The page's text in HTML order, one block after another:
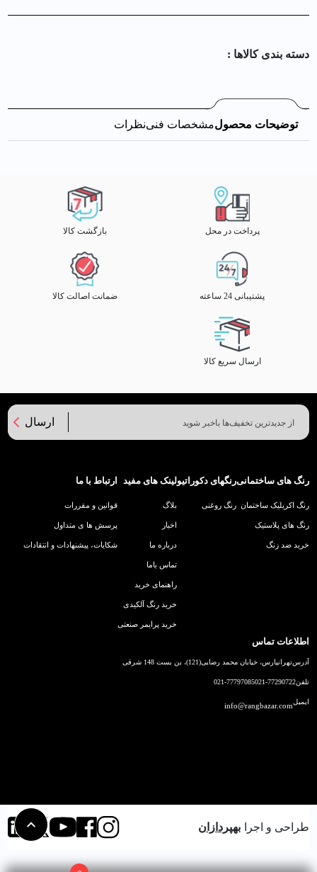
دسته بندی کالا‌ها :
توضیحات محصولمشخصات فنینظرات
پرداخت در محل بازگشت کالا
پشتیبانی 24 ساعته ضمانت اصالت کالا
ارسال سریع کالا
ارسال
رنگ های ساختمانی
رنگ اکریلیک ساختمان
رنگ های پلاستیک
خرید ضد زنگ
رنگهای دکوراتیو
رنگ روغنی
لینک های مفید
بلاگ
اخبار
درباره ما
تماس باما
راهنمای خرید
خرید رنگ آلکیدی
خرید پرایمر صنعتی
ارتباط با ما
قوانین و مقررات
پرسش ها ی متداول
شکایات، پیشنهادات و انتقادات
اطلاعات تماس
آدرستهرانپارس، خیابان محمد رضایی(121)، بن بست 148 شرقی
تلفن021-77290722
021-77797085
ایمیلinfo@rangbazar.com
طراحی و اجرا بهپردازان